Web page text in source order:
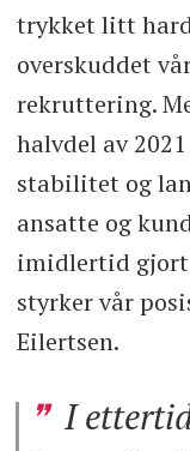
trykket litt
overskuddet
rekruttering.
halvdel av
stabilitet og
ansatte og
imidlertid gjort
styrker vår
Eilertsen.
I